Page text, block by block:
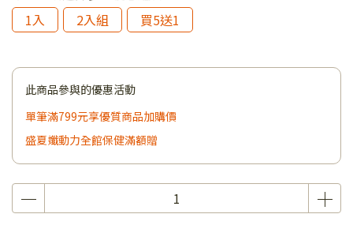
1入
2入組 買5送1
此商品參與的優惠活動
單筆滿799元享優質商品加購價
盛夏孅動力全館保健滿額贈